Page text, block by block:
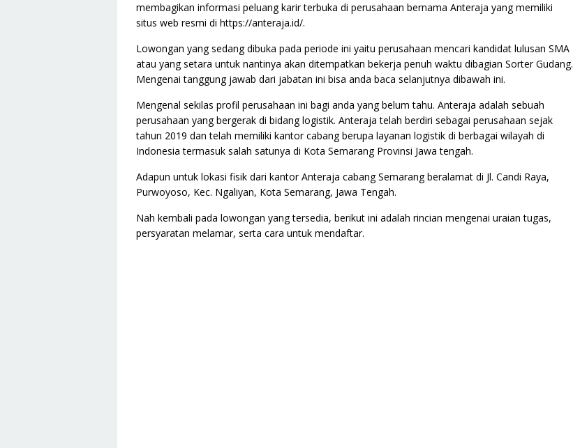
membagikan informasi peluang karir terbuka di perusahaan bernama Anteraja yang memiliki
situs web resmi di https://anteraja.id/.
Lowongan yang sedang dibuka pada periode ini yaitu perusahaan mencari kandidat lulusan SMA
atau yang setara untuk nantinya akan ditempatkan bekerja penuh waktu dibagian Sorter Gudang.
Mengenai tanggung jawab dari jabatan ini bisa anda baca selanjutnya dibawah ini.
Mengenal sekilas profil perusahaan ini bagi anda yang belum tahu. Anteraja adalah sebuah
perusahaan yang bergerak di bidang logistik. Anteraja telah berdiri sebagai perusahaan sejak
tahun 2019 dan telah memiliki kantor cabang berupa layanan logistik di berbagai wilayah di
Indonesia termasuk salah satunya di Kota Semarang Provinsi Jawa tengah.
Adapun untuk lokasi fisik dari kantor Anteraja cabang Semarang beralamat di Jl. Candi Raya,
Purwoyoso, Kec. Ngaliyan, Kota Semarang, Jawa Tengah.
Nah kembali pada lowongan yang tersedia, berikut ini adalah rincian mengenai uraian tugas,
persyaratan melamar, serta cara untuk mendaftar.